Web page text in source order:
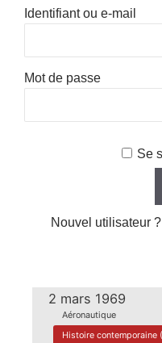
Identifiant ou e-mail
Mot de passe
Se
Nouvel utilisateur
2 mars 1969
Aéronautique
Histoire contemporaine